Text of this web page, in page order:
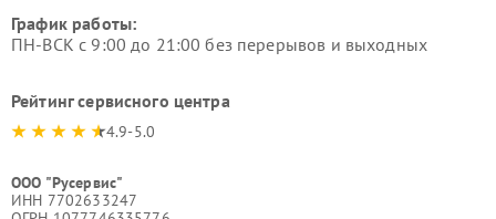
График работы:
ПН-ВСК с 9:00 до 21:00 без перерывов и выходных
Рейтинг сервисного центра
4.9-5.0
ООО "Русервис"
ИНН 7702633247